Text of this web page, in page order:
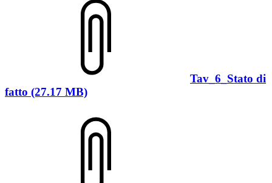
Tav_6_Stato di
fatto (27.17 MB)